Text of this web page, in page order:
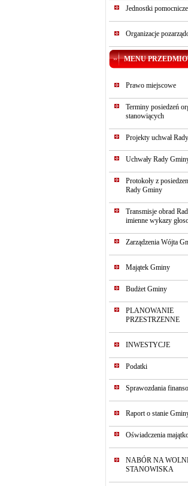
Jednostki pomocnicze
Organizacje
MENU
Prawo miejscowe
Terminy posiedzeń
stanowiących
Projekty uchwał
Uchwały Rady
Protokoły z
Rady Gminy
Transmisje obrad
imienne wykazy
Zarządzenia Wójta
Majątek Gminy
Budżet Gminy
PLANOWANIE
PRZESTRZENNE
INWESTYCJE
Podatki
Sprawozdania
Raport o stanie
Oświadczenia
NABÓR NA
STANOWISKA